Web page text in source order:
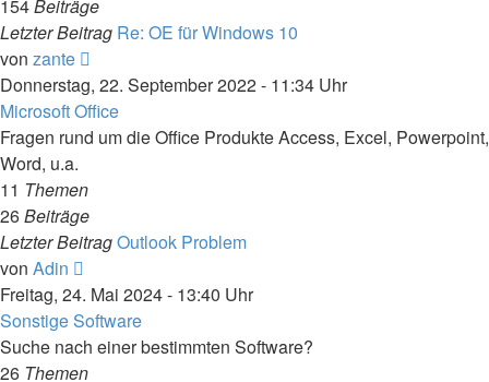
154Beiträge
Letzter Beitrag Re: OE für Windows 10
von zante
Beitrag
Donnerstag, 22. September 2022 - 11:34 Uhr
Microsoft Office
Fragen rund um die Office Produkte Access, Excel, Powerpoint,
Word, u.a.
11 Themen
26Beiträge
Letzter BeitragOutlook Problem
von Adin
Beitrag
Freitag, 24. Mai 2024 - 13:40 Uhr
Sonstige Software
Suche nach einer bestimmten Software?
26 Themen